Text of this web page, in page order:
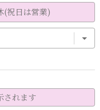
(祝日は営業)